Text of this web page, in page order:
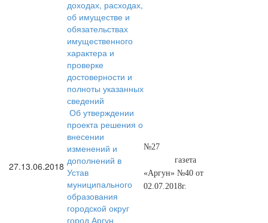
доходах, расходах,
об имуществе и
обязательствах
имущественного
характера и
проверке
достоверности и
полноты указанных
сведений
27.13.06.2018
Об утверждении
проекта решения о
внесении
изменений и
дополнений в
Устав
муниципального
образования
городской округ
город Аргун
№27
газета
«Аргун» №40 от
02.07.2018г.